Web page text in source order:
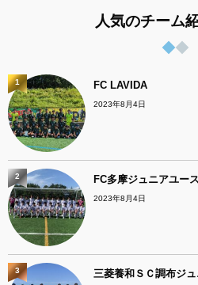
人気のチーム
FC LAVIDA
2023年8月4日
1
FC多摩ジュニアユース
2023年8月4日
2
三菱養和ＳＣ調布ジ
3